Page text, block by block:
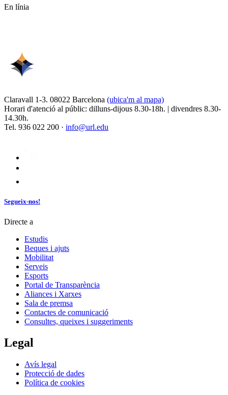
En línia
Claravall 1-3. 08022 Barcelona (ubica'm al mapa)
Horari d'atenció al públic: dilluns-dijous 8.30-18h. | divendres 8.30-
14.30h.
Tel. 936 022 200 · info@url.edu
Segueix-nos!
Directe a
Estudis
Beques i ajuts
Mobilitat
Serveis
Esports
Portal de Transparència
Aliances i Xarxes
Sala de premsa
Contactes de comunicació
Consultes, queixes i suggeriments
Legal
Avís legal
Protecció de dades
Política de cookies